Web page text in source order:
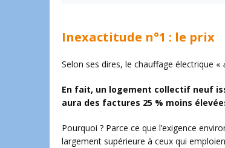
Inexactitude n°1 : le prix
Selon ses dires, le chauffage électrique «
En fait, un logement collectif neuf
aura des factures 25 % moins
Pourquoi ? Parce ce que l’exigence
largement supérieure à ceux qui